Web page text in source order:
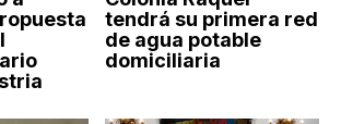
tendrá su primera red
de agua potable
domiciliaria